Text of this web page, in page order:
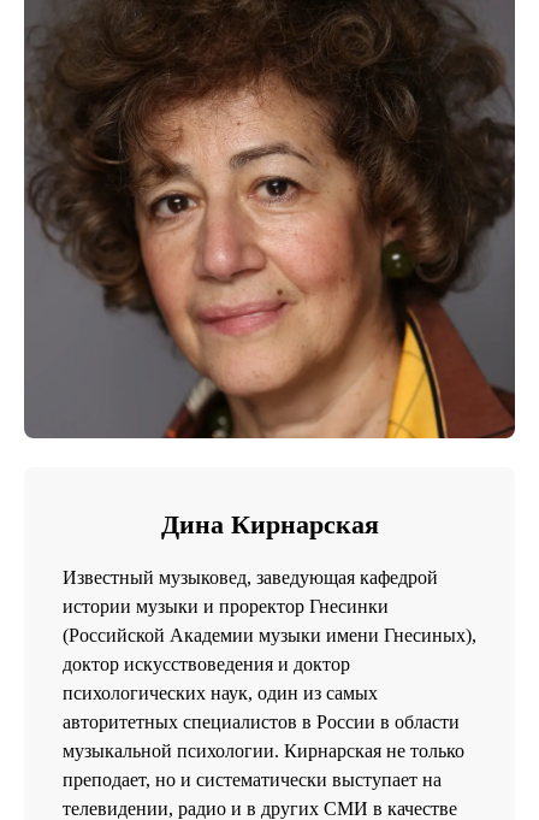
Дина Кирнарская
Известный музыковед, заведующая кафедрой
истории музыки и проректор Гнесинки
(Российской Академии музыки имени Гнесиных),
доктор искусствоведения и доктор
психологических наук, один из самых
авторитетных специалистов в России в области
музыкальной психологии. Кирнарская не только
преподает, но и систематически выступает на
телевидении, радио и в других СМИ в качестве